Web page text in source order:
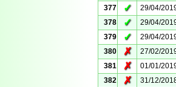
377
✓ 29/04/
378
✓ 29/04/
379
✓ 29/04/
380
✗ 27/02/
381
✗ 01/01/
382
✗ 31/12/